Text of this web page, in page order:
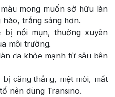
mong muốn sở hữu làn
trắng sáng hơn.
bị nổi mụn, thường xuyên
môi trường.
da khỏe mạnh từ sâu bên
căng thẳng, mệt mỏi, mất
nên dùng Transino.